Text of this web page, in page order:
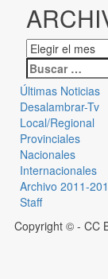
Últimas Noticias
Desalambrar-Tv
Local/Regional
Provinciales
Nacionales
Internacionales
Archivo 2011-
Staff
Copyright © - CC